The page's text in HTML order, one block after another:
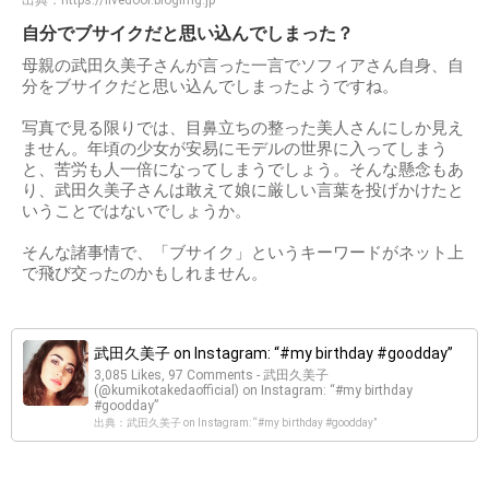
自分でブサイクだと思い込んでしまった？
母親の武田久美子さんが言った一言でソフィアさん自身、自
分をブサイクだと思い込んでしまったようですね。
写真で見る限りでは、目鼻立ちの整った美人さんにしか見え
ません。年頃の少女が安易にモデルの世界に入ってしまう
と、苦労も人一倍になってしまうでしょう。そんな懸念もあ
り、武田久美子さんは敢えて娘に厳しい言葉を投げかけたと
いうことではないでしょうか。
そんな諸事情で、「ブサイク」というキーワードがネット上
で飛び交ったのかもしれません。
武田久美子 on Instagram: “#my birthday #goodday”
3,085 Likes, 97 Comments - 武田久美子
(@kumikotakedaofficial) on Instagram: “#my birthday
#goodday”
出典：武田久美子 on Instagram: “#my birthday #goodday”